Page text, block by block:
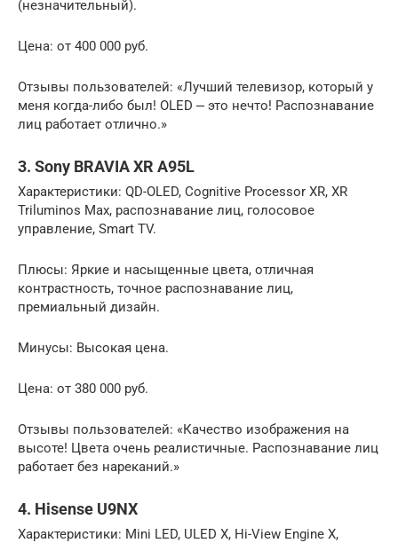
(незначительный).
Цена: от 400 000 руб.
Отзывы пользователей: «Лучший телевизор, который у
меня когда-либо был! OLED ⎼ это нечто! Распознавание
лиц работает отлично.»
3. Sony BRAVIA XR A95L
Характеристики: QD-OLED, Cognitive Processor XR, XR
Triluminos Max, распознавание лиц, голосовое
управление, Smart TV.
Плюсы: Яркие и насыщенные цвета, отличная
контрастность, точное распознавание лиц,
премиальный дизайн.
Минусы: Высокая цена.
Цена: от 380 000 руб.
Отзывы пользователей: «Качество изображения на
высоте! Цвета очень реалистичные. Распознавание лиц
работает без нареканий.»
4. Hisense U9NX
Характеристики: Mini LED, ULED X, Hi-View Engine X,